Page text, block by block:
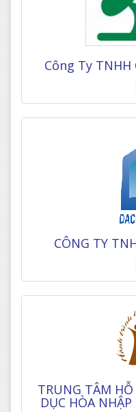
Công Ty TNHH
CÔNG TY
TRUNG TÂM
DỤC HÒA